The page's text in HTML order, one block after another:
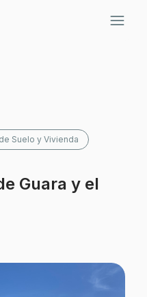
Suelo y Vivienda
Guara y el